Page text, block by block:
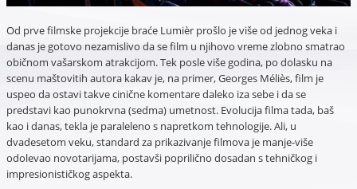
Od prve filmske projekcije braće Lumièr prošlo je više od jednog veka i
danas je gotovo nezamislivo da se film u njihovo vreme zlobno smatrao
običnom vašarskom atrakcijom. Tek posle više godina, po dolasku na
scenu maštovitih autora kakav je, na primer, Georges Méliès, film je
uspeo da ostavi takve cinične komentare daleko iza sebe i da se
predstavi kao punokrvna (sedma) umetnost. Evolucija filma tada, baš
kao i danas, tekla je paraleleno s napretkom tehnologije. Ali, u
dvadesetom veku, standard za prikazivanje filmova je manje-više
odolevao novotarijama, postavši poprilično dosadan s tehničkog i
impresionističkog aspekta.